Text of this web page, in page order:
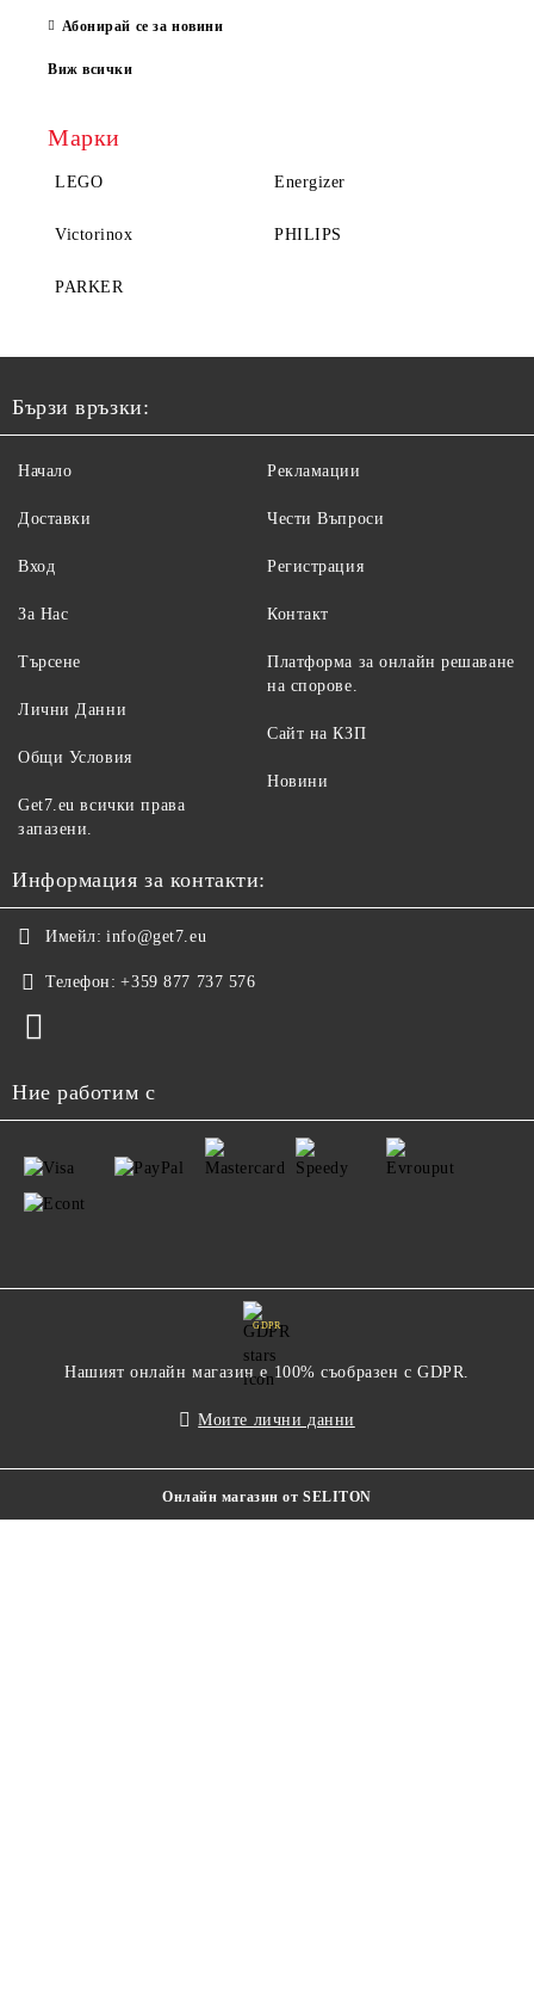
Абонирай се за новини
Виж всички
Марки
LEGO Energizer
Victorinox PHILIPS
PARKER
Бързи връзки:
Начало
Доставки
Вход
За Нас
Рекламации
Чести Въпроси
Регистрация
Контакт
Търсене
Лични Данни
Общи Условия
Get7.eu всички права
запазени.
Платформа за онлайн решаване
на спорове.
Сайт на КЗП
Новини
Информация за контакти:
Имейл: info@get7.eu
Телефон: +359 877 737 576
Ние работим с
GDPR
Нашият онлайн магазин е 100% съобразен с GDPR.
Моите лични данни
Онлайн магазин от SELITON